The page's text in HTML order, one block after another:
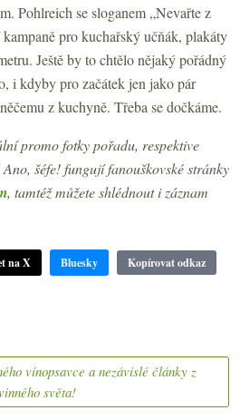
Pohlreich se sloganem „Nevařte z
pro kuchařský učňák, plakáty
Ještě by to chtělo nějaký pořádný
i kdyby pro začátek jen jako pár
z kuchyně. Třeba se dočkáme.
promo fotky pořadu, respektive
šéfe! fungují fanouškovské stránky
, tamtéž můžete shlédnout i záznam
na X Bluesky Kopírovat odkaz
vínopsavce a nezávislé články z
světa!